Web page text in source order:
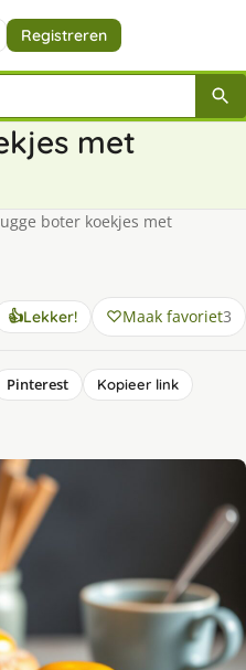
Registreren
met
boter koekjes met
👍Lekker! Maak favoriet3
Pinterest
Kopieer link